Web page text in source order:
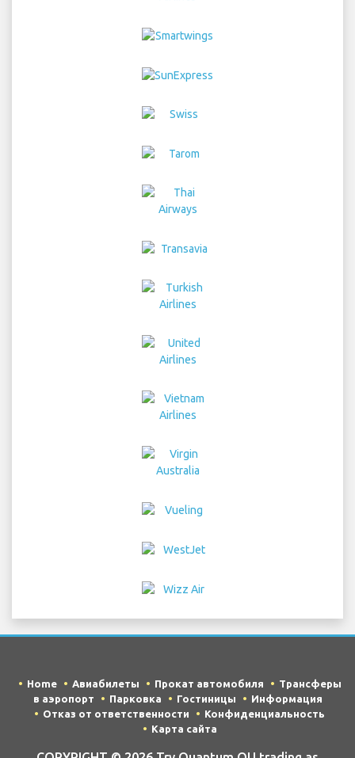
Home Авиабилеты Прокат автомобиля
Трансферы
в аэропорт
Парковка Гостиницы
Информация
Отказ от ответственности
Конфиденциальность
Карта сайта